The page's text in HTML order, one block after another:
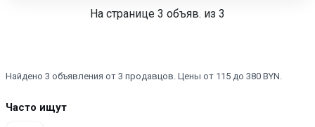
На странице 3 объяв. из 3
Найдено 3 объявления от 3 продавцов. Цены от 115 до 380 BYN.
Часто ищут